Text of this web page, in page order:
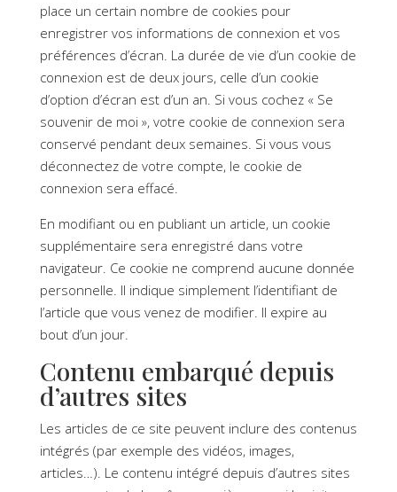
place un certain nombre de cookies pour
enregistrer vos informations de connexion et vos
préférences d’écran. La durée de vie d’un cookie de
connexion est de deux jours, celle d’un cookie
d’option d’écran est d’un an. Si vous cochez « Se
souvenir de moi », votre cookie de connexion sera
conservé pendant deux semaines. Si vous vous
déconnectez de votre compte, le cookie de
connexion sera effacé.
En modifiant ou en publiant un article, un cookie
supplémentaire sera enregistré dans votre
navigateur. Ce cookie ne comprend aucune donnée
personnelle. Il indique simplement l’identifiant de
l’article que vous venez de modifier. Il expire au
bout d’un jour.
Contenu embarqué depuis
d’autres sites
Les articles de ce site peuvent inclure des contenus
intégrés (par exemple des vidéos, images,
articles…). Le contenu intégré depuis d’autres sites